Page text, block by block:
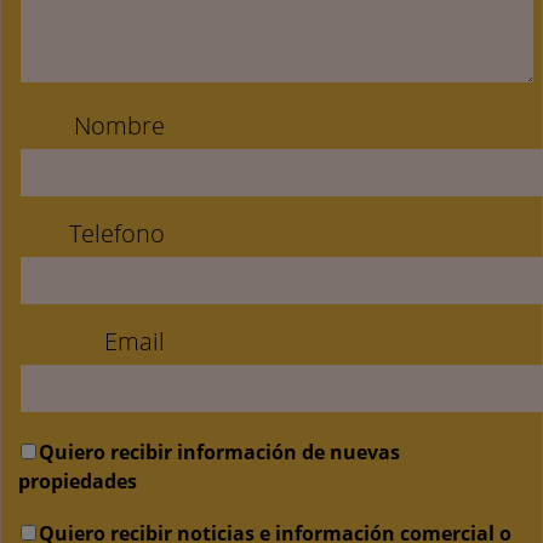
Nombre
Telefono
Email
Quiero recibir información de nuevas
propiedades
Quiero recibir noticias e información comercial o